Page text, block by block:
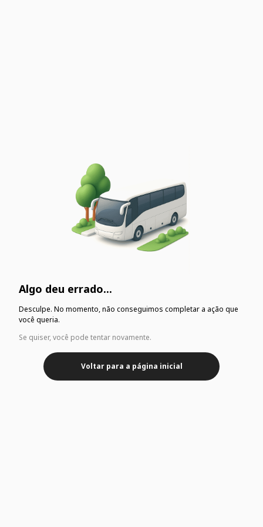
Algo deu errado...
Desculpe. No momento, não conseguimos completar a ação que
você queria.
Se quiser, você pode tentar novamente.
Voltar para a página inicial